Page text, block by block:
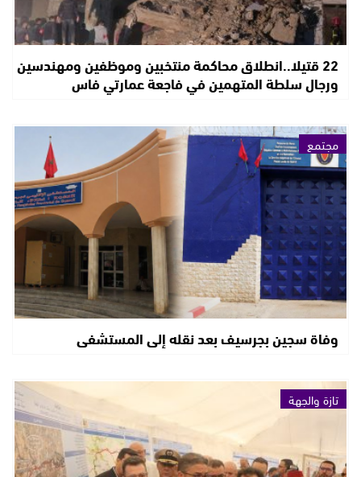
22 قتيلا..انطلاق محاكمة منتخبين وموظفين ومهندسين
ورجال سلطة المتهمين في فاجعة عمارتي فاس
مجتمع
وفاة سجين بجرسيف بعد نقله إلى المستشفى
تازة والجهة